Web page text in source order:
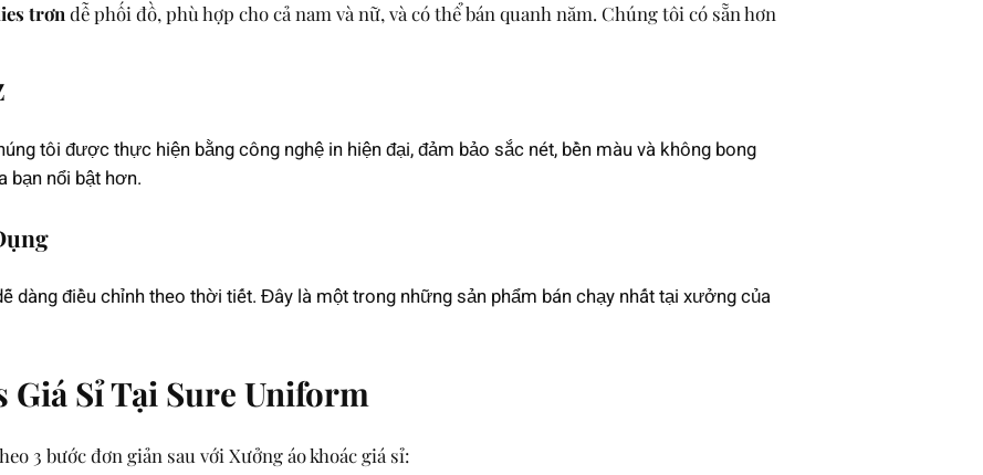
trơn dễ phối đồ, phù hợp cho cả nam và nữ, và có thể bán quanh năm. Chúng tôi có sẵn hơn
tôi được thực hiện bằng công nghệ in hiện đại, đảm bảo sắc nét, bền màu và không bong
bạn nổi bật hơn.
điều chỉnh theo thời tiết. Đây là một trong những sản phẩm bán chạy nhất tại xưởng của
Sỉ Tại Sure Uniform
3 bước đơn giản sau với Xưởng áo khoác giá sỉ: